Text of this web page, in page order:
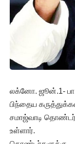
லக்னோ. ஜூன்.1-
பிந்தைய
சமாஜ்வாடி
உள்ளார்.